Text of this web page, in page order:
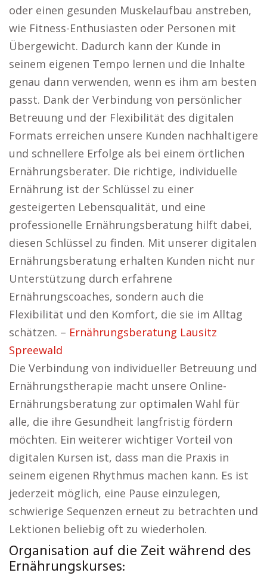
oder einen gesunden Muskelaufbau anstreben,
wie Fitness-Enthusiasten oder Personen mit
Übergewicht. Dadurch kann der Kunde in
seinem eigenen Tempo lernen und die Inhalte
genau dann verwenden, wenn es ihm am besten
passt. Dank der Verbindung von persönlicher
Betreuung und der Flexibilität des digitalen
Formats erreichen unsere Kunden nachhaltigere
und schnellere Erfolge als bei einem örtlichen
Ernährungsberater. Die richtige, individuelle
Ernährung ist der Schlüssel zu einer
gesteigerten Lebensqualität, und eine
professionelle Ernährungsberatung hilft dabei,
diesen Schlüssel zu finden. Mit unserer digitalen
Ernährungsberatung erhalten Kunden nicht nur
Unterstützung durch erfahrene
Ernährungscoaches, sondern auch die
Flexibilität und den Komfort, die sie im Alltag
schätzen. – Ernährungsberatung Lausitz
Spreewald
Die Verbindung von individueller Betreuung und
Ernährungstherapie macht unsere Online-
Ernährungsberatung zur optimalen Wahl für
alle, die ihre Gesundheit langfristig fördern
möchten. Ein weiterer wichtiger Vorteil von
digitalen Kursen ist, dass man die Praxis in
seinem eigenen Rhythmus machen kann. Es ist
jederzeit möglich, eine Pause einzulegen,
schwierige Sequenzen erneut zu betrachten und
Lektionen beliebig oft zu wiederholen.
Organisation auf die Zeit während des
Ernährungskurses: